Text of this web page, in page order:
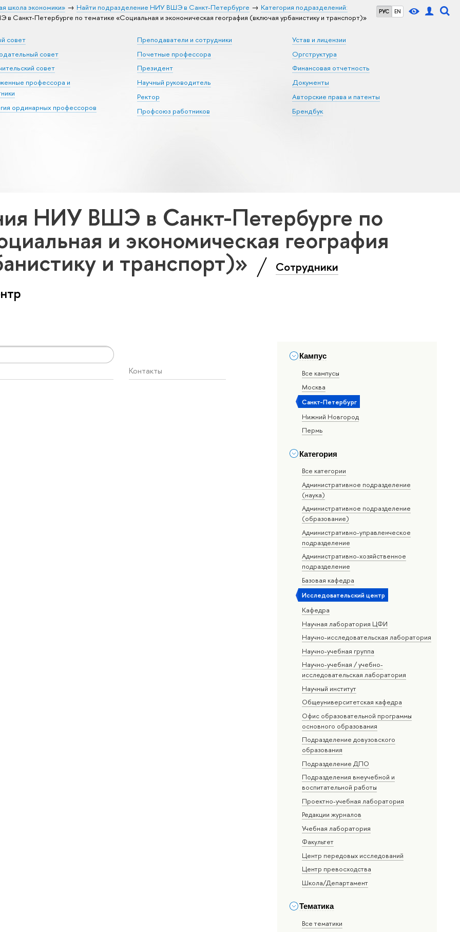
РУС EN
школа экономики» Найти подразделение НИУ ВШЭ в Санкт-Петербурге
Категория подразделений:
Санкт-Петербурге по тематике «Социальная и экономическая география (включая урбанистику и транспорт)»
совет
совет
совет
профессора и
ординарных профессоров
Преподаватели и сотрудники
Почетные профессора
Президент
Научный руководитель
Ректор
Профсоюз работников
Устав и лицензии
Оргструктура
Финансовая отчетность
Документы
Авторские права и патенты
Брендбук
НИУ ВШЭ в Санкт-Петербурге по
и экономическая география
и транспорт)» Сотрудники
Кампус
Все кампусы
Москва
Санкт-Петербург
Нижний Новгород
Пермь
Категория
Все категории
Административное подразделение
(наука)
Административное подразделение
(образование)
Административно-управленческое
подразделение
Административно-хозяйственное
подразделение
Базовая кафедра
Исследовательский центр
Кафедра
Научная лаборатория ЦФИ
Научно-исследовательская лаборатория
Научно-учебная группа
Научно-учебная / учебно-
исследовательская лаборатория
Научный институт
Общеуниверситетская кафедра
Офис образовательной программы
основного образования
Подразделение довузовского
образования
Подразделение ДПО
Подразделения внеучебной и
воспитательной работы
Проектно-учебная лаборатория
Редакции журналов
Учебная лаборатория
Факультет
Центр передовых исследований
Центр превосходства
Школа/Департамент
Тематика
Все тематики
Контакты